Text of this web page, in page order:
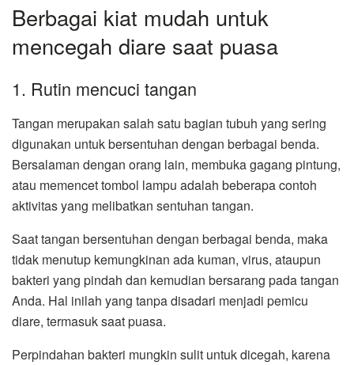
Berbagai kiat mudah untuk
mencegah diare saat puasa
1. Rutin mencuci tangan
Tangan merupakan salah satu bagian tubuh yang sering
digunakan untuk bersentuhan dengan berbagai benda.
Bersalaman dengan orang lain, membuka gagang pintung,
atau memencet tombol lampu adalah beberapa contoh
aktivitas yang melibatkan sentuhan tangan.
Saat tangan bersentuhan dengan berbagai benda, maka
tidak menutup kemungkinan ada kuman, virus, ataupun
bakteri yang pindah dan kemudian bersarang pada tangan
Anda. Hal inilah yang tanpa disadari menjadi pemicu
diare, termasuk saat puasa.
Perpindahan bakteri mungkin sulit untuk dicegah, karena